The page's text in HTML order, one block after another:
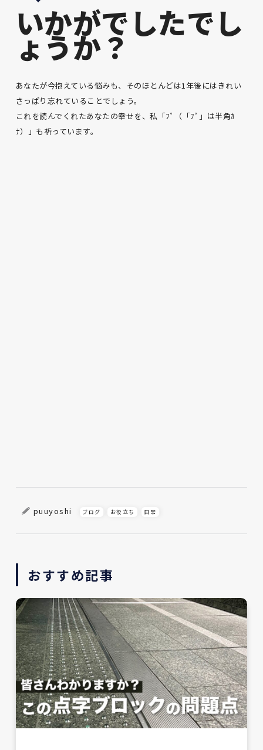
いかがでしたでし
ょうか？
あなたが今抱えている悩みも、そのほとんどは1年後にはきれい
さっぱり忘れていることでしょう。
これを読んでくれたあなたの幸せを、私「ﾌﾟ（「ﾌﾟ」は半角ｶ
ﾅ）」も祈っています。
puuyoshi ブログ お役立ち 日常
おすすめ記事